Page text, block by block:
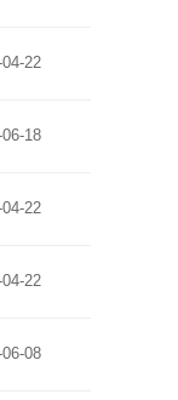
22
18
22
22
08